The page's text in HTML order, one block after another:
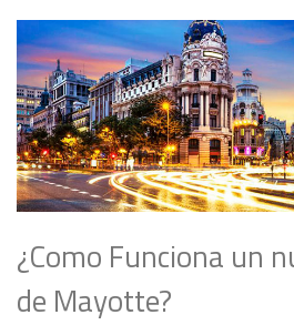
¿Como Funciona un
de Mayotte?